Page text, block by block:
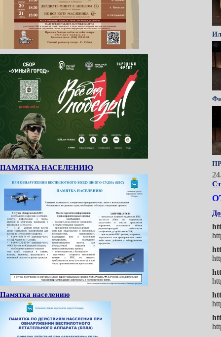
ПАМЯТКА НАСЕЛЕНИЮ
Памятка населению